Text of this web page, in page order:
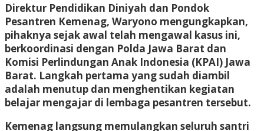
Direktur Pendidikan Diniyah dan Pondok
Pesantren Kemenag, Waryono mengungkapkan,
pihaknya sejak awal telah mengawal kasus ini,
berkoordinasi dengan Polda Jawa Barat dan
Komisi Perlindungan Anak Indonesia (KPAI) Jawa
Barat. Langkah pertama yang sudah diambil
adalah menutup dan menghentikan kegiatan
belajar mengajar di lembaga pesantren tersebut.
Kemenag langsung memulangkan seluruh santri